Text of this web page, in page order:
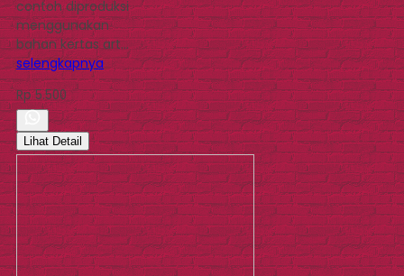
contoh diproduksi
menggunakan
bahan kertas art…
selengkapnya
Rp 5.500
Lihat Detail